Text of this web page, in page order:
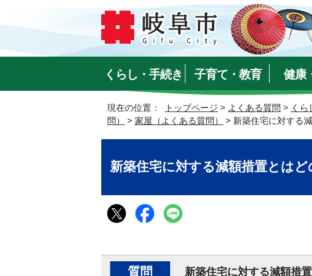
くらし・手続き 子育て・教育 健康
現在の位置： トップページ > よくある質問 > くら
問）
> 家屋（よくある質問） > 新築住宅に対する
新築住宅に対する減額措置とは
質問 新築住宅に対する減額措